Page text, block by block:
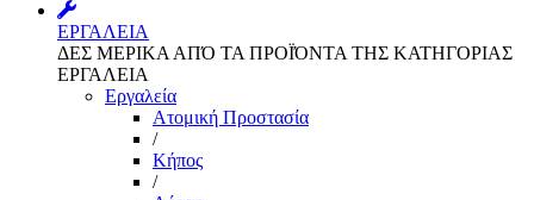
ΕΡΓΑΛΕΙΑ
ΔΕΣ ΜΕΡΙΚΑ ΑΠΌ ΤΑ ΠΡΟΪΌΝΤΑ ΤΗΣ ΚΑΤΗΓΟΡΙΑΣ
ΕΡΓΑΛΕΙΑ
Εργαλεία
Aτομική Προστασία
/
Kήπος
/